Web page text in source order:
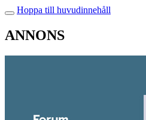
Hoppa till huvudinnehåll
ANNONS